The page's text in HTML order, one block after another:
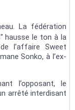
La fédération
hausse le ton à la
l’affaire Sweet
Sonko, à l’ex-
l’opposant, le
arrêté interdisant